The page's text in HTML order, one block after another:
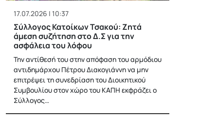
17.07.2026 | 10:37
Σύλλογος Κατοίκων Τσακού: Ζητά
άμεση συζήτηση στο Δ.Σ για την
ασφάλεια του λόφου
Την αντίθεσή του στην απόφαση του αρμόδιου
αντιδημάρχου Πέτρου Διακογιάννη να μην
επιτρέψει τη συνεδρίαση του Διοικητικού
Συμβουλίου στον χώρο του ΚΑΠΗ εκφράζει ο
Σύλλογος…